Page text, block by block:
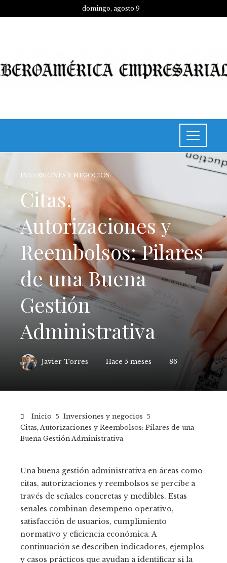
domingo, agosto 9
INVERSIONES Y NEGOCIOS
Citas,
Autorizaciones y
Reembolsos: Pilares
de una Buena
Gestión
Administrativa
Javier Torres Hace 5 meses 86
Inicio
Inversiones y negocios
Citas, Autorizaciones y Reembolsos: Pilares de una
Buena Gestión Administrativa
Una buena gestión administrativa en áreas como
citas, autorizaciones y reembolsos se percibe a
través de señales concretas y medibles. Estas
señales combinan desempeño operativo,
satisfacción de usuarios, cumplimiento
normativo y eficiencia económica. A
continuación se describen indicadores, ejemplos
y casos prácticos que ayudan a identificar si la